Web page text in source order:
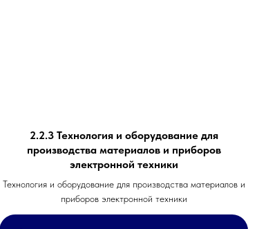
2.2.3 Технология и оборудование для
производства материалов и приборов
электронной техники
Технология и оборудование для производства материалов и
приборов электронной техники